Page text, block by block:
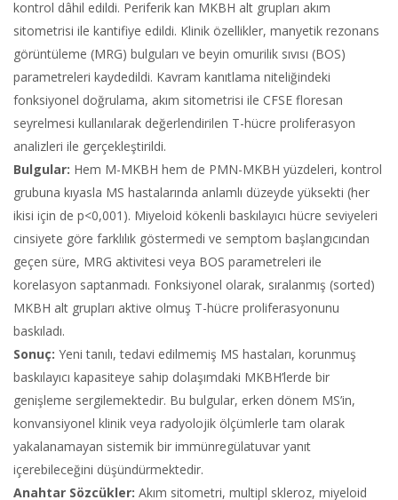
kontrol dâhil edildi. Periferik kan MKBH alt grupları akım
sitometrisi ile kantifiye edildi. Klinik özellikler, manyetik rezonans
görüntüleme (MRG) bulguları ve beyin omurilik sıvısı (BOS)
parametreleri kaydedildi. Kavram kanıtlama niteliğindeki
fonksiyonel doğrulama, akım sitometrisi ile CFSE floresan
seyrelmesi kullanılarak değerlendirilen T-hücre proliferasyon
analizleri ile gerçekleştirildi.
Bulgular: Hem M-MKBH hem de PMN-MKBH yüzdeleri, kontrol
grubuna kıyasla MS hastalarında anlamlı düzeyde yüksekti (her
ikisi için de p<0,001). Miyeloid kökenli baskılayıcı hücre seviyeleri
cinsiyete göre farklılık göstermedi ve semptom başlangıcından
geçen süre, MRG aktivitesi veya BOS parametreleri ile
korelasyon saptanmadı. Fonksiyonel olarak, sıralanmış (sorted)
MKBH alt grupları aktive olmuş T-hücre proliferasyonunu
baskıladı.
Sonuç: Yeni tanılı, tedavi edilmemiş MS hastaları, korunmuş
baskılayıcı kapasiteye sahip dolaşımdaki MKBH’lerde bir
genişleme sergilemektedir. Bu bulgular, erken dönem MS’in,
konvansiyonel klinik veya radyolojik ölçümlerle tam olarak
yakalanamayan sistemik bir immünregülatuvar yanıt
içerebileceğini düşündürmektedir.
Anahtar Sözcükler: Akım sitometri, multipl skleroz, miyeloid